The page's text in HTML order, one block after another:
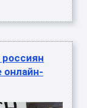
онлайн-